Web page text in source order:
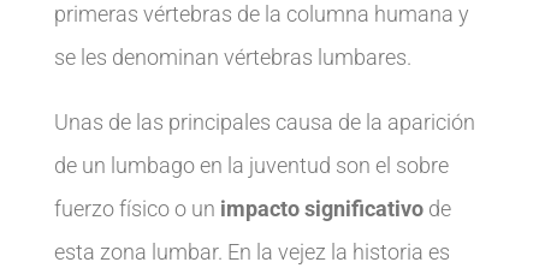
primeras vértebras de la columna humana y
se les denominan vértebras lumbares.
Unas de las principales causa de la aparición
de un lumbago en la juventud son el sobre
fuerzo físico o un impacto significativode
esta zona lumbar. En la vejez la historia es